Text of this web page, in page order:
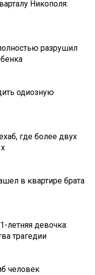
Никополя:
разрушил
одиозную
где более двух
в квартире брата
летняя девочка:
трагедии
человек